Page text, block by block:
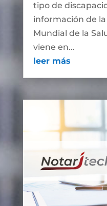
tipo de
información de
Mundial de la
viene en...
leer más